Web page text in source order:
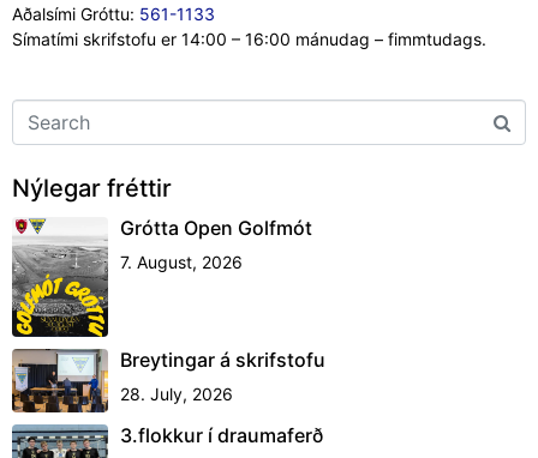
Aðalsími Gróttu: 561-1133
Símatími skrifstofu er 14:00 – 16:00 mánudag – fimmtudags.
Nýlegar fréttir
Grótta Open Golfmót
7. August, 2026
Breytingar á skrifstofu
28. July, 2026
3.flokkur í draumaferð